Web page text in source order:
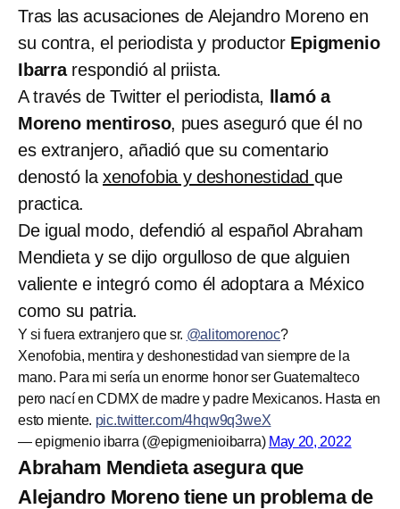
Tras las acusaciones de Alejandro Moreno en
su contra, el periodista y productor Epigmenio
Ibarrarespondió al priista.
A través de Twitter el periodista,
llamó a
Moreno mentiroso, pues aseguró que él no
es extranjero, añadió que su comentario
denostó laxenofobia y deshonestidad que
practica.
De igual modo, defendió al español Abraham
Mendieta y se dijo orgulloso de que alguien
valiente e integró como él adoptara a México
como su patria.
Y si fuera extranjero que sr. @alitomorenoc?
Xenofobia, mentira y deshonestidad van siempre de la
mano. Para mi sería un enorme honor ser Guatemalteco
pero nací en CDMX de madre y padre Mexicanos. Hasta en
esto miente. pic.twitter.com/4hqw9q3weX
— epigmenio ibarra (@epigmenioibarra) May 20, 2022
Abraham Mendieta asegura que
Alejandro Moreno tiene un problema de